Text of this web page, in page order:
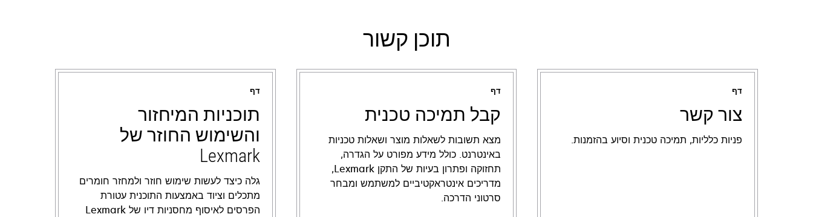
תוכן קשור
דף
צור קשר
פניות כלליות, תמיכה טכנית וסיוע בהזמנות.
דף
קבל תמיכה טכנית
מצא תשובות לשאלות מוצר ושאלות טכניות
באינטרנט. כולל מידע מפורט על הגדרה,
תחזוקה ופתרון בעיות של התקן Lexmark,
מדריכים אינטראקטיביים למשתמש ומבחר
סרטוני הדרכה.
דף
תוכניות המיחזור
והשימוש החוזר של
Lexmark
גלה כיצד לעשות שימוש חוזר ולמחזר חומרים
מתכלים וציוד באמצעות התוכנית עטורת
הפרסים לאיסוף מחסניות דיו של Lexmark